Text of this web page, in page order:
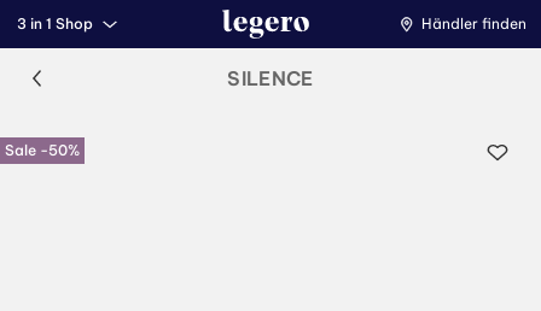
3 in 1 Shop Händler finden
SILENCE
Sale -50%